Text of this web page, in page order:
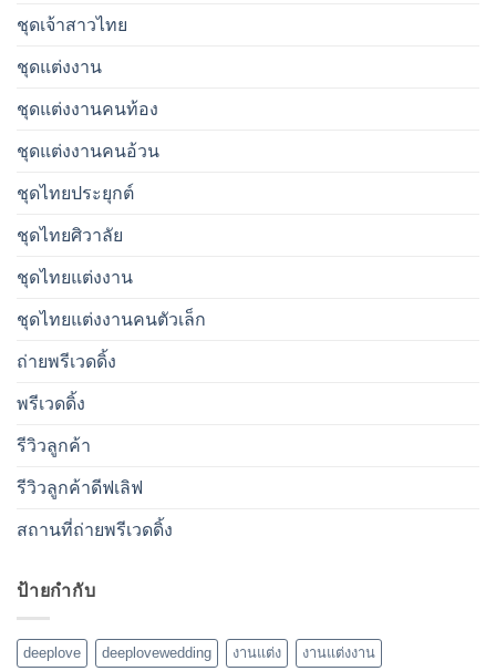
ชุดเจ้าสาวไทย
ชุดแต่งงาน
ชุดแต่งงานคนท้อง
ชุดแต่งงานคนอ้วน
ชุดไทยประยุกต์
ชุดไทยศิวาลัย
ชุดไทยแต่งงาน
ชุดไทยแต่งงานคนตัวเล็ก
ถ่ายพรีเวดดิ้ง
พรีเวดดิ้ง
รีวิวลูกค้า
รีวิวลูกค้าดีฟเลิฟ
สถานที่ถ่ายพรีเวดดิ้ง
ป้ายกำกับ
deeplove deeplovewedding งานแต่ง งานแต่งงาน